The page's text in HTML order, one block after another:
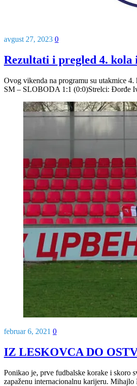
avgust 27, 2023 0
Rezultati i pregled 4.
Ovog vikenda na programu su utakmice
SM – SLOBODA 1:1 (0:0)Strelci: Đorđe
februar 6, 2021 0
IZ LESKOVCA DO
Ponikao je, prve fudbalske korake i skoro
zapaženu internacionalnu karijeru.